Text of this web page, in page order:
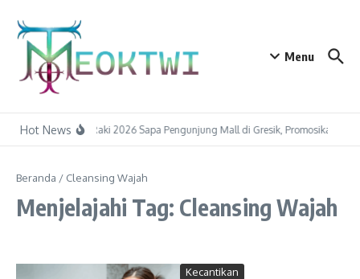
Menu
Hot NewsRaka Raki 2026 Sapa Pengunjung Mall di Gresik, Promosikan
Beranda / Cleansing Wajah
Menjelajahi Tag: Cleansing Wajah
Kecantikan